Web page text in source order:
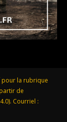
pour la rubrique
de
Courriel :